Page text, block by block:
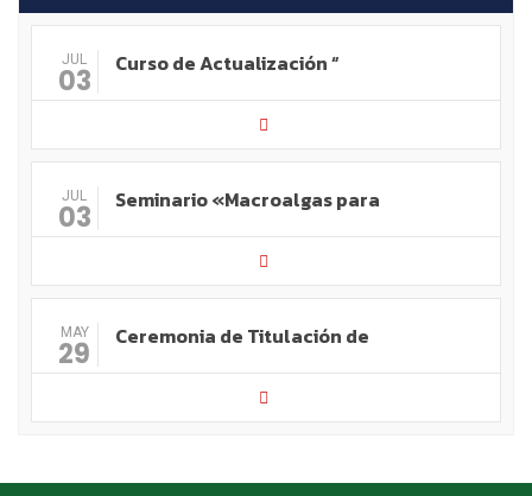
JUL
03 Curso de Actualización “
JUL
03 Seminario «Macroalgas para
MAY
29 Ceremonia de Titulación de